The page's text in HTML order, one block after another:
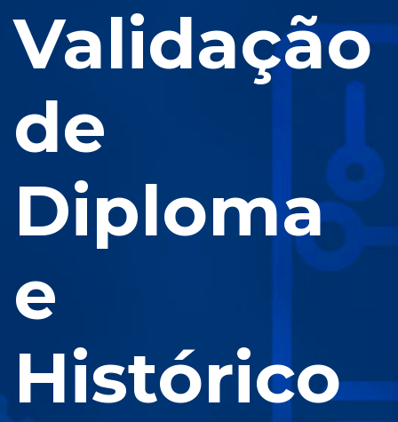
Validação
de
Diploma
e
Histórico